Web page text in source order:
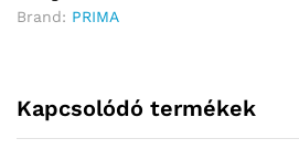
Brand: PRIMA
Kapcsolódó termékek